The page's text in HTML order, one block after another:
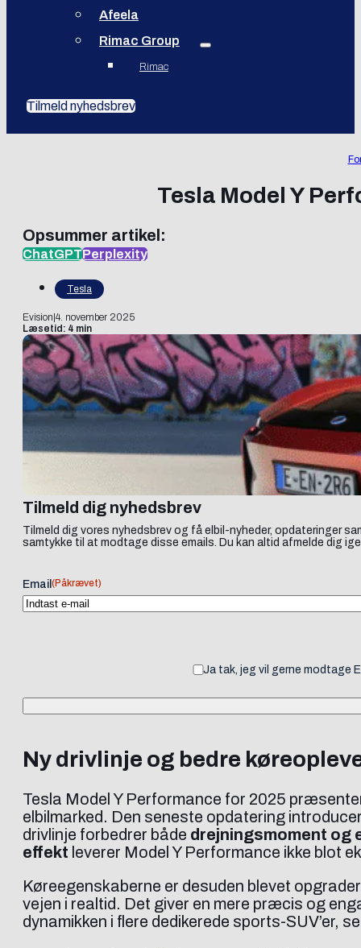
Afeela
Rimac Group
Rimac
Tilmeld nyhedsbrev
Tesla Model Y
Opsummer artikel:
ChatGPTPerplexity
Tesla
Evision 4. november 2025
Læsetid: 4 min
Tilmeld dig nyhedsbrev
Tilmeld dig vores nyhedsbrev og få elbil-nyheder, opdateringer
samtykke til at modtage disse emails. Du kan altid afmelde dig
Email (Påkrævet)
Ja tak, jeg vil gerne modtage
Ny drivlinje og bedre
Tesla Model Y Performance for 2025
elbilmarked. Den seneste opdatering
drivlinje forbedrer både drejningsmoment og
effekt leverer Model Y Performance ikke blot
Køreegenskaberne er desuden blevet
vejen i realtid. Det giver en mere præcis og
dynamikken i flere dedikerede sports-SUV’er,